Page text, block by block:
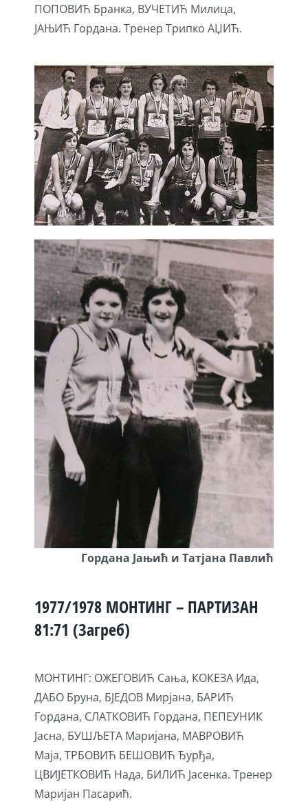
ПОПОВИЋ Бранка, ВУЧЕТИЋ Милица,
ЈАЊИЋ Гордана. Тренер Трипко АЏИЋ.
Гордана Јањић и Татјана Павлић
1977/1978 МОНТИНГ – ПАРТИЗАН
81:71 (Загреб)
МОНТИНГ: ОЖЕГОВИЋ Сања, КОКЕЗА Ида,
ДАБО Бруна, БЈЕДОВ Мирјана, БАРИЋ
Гордана, СЛАТКОВИЋ Гордана, ПЕПЕУНИК
Јасна, БУШЉЕТА Маријана, МАВРОВИЋ
Маја, ТРБОВИЋ БЕШОВИЋ Ђурђа,
ЦВИЈЕТКОВИЋ Нада, БИЛИЋ Јасенка. Тренер
Маријан Пасарић.